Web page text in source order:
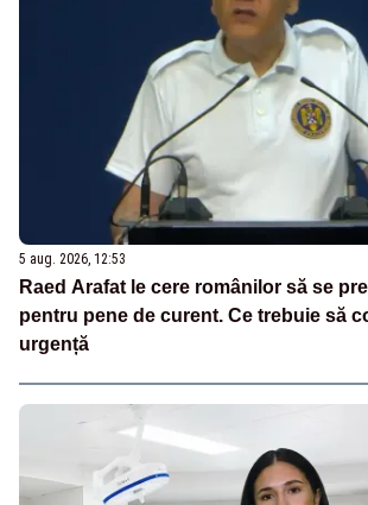
5 aug. 2026, 12:53
Raed Arafat le cere românilor să se
pentru pene de curent. Ce trebuie să
urgență